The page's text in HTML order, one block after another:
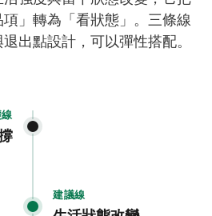
」轉為「看狀態」。三條線
出點設計，可以彈性搭配。
建議線